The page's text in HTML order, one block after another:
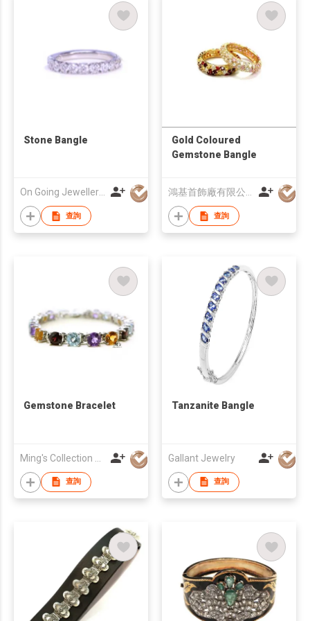
Stone Bangle
On Going Jewellery Ltd
查詢
Gold Coloured
Gemstone Bangle
鴻基首飾廠有限公司
查詢
Gemstone Bracelet
查詢
Tanzanite Bangle
Gallant Jewelry
查詢